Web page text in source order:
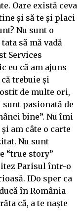
Oare există ceva
și să te și placi
Nu sunt o
să mă vadă
Services
eu că am ajuns
trebuie și
de multe ori,
pasionată de
bine”. Nu îmi
am câte o carte
Nu sunt
“true story”
Parisul într-o
IDo sper ca
în România
că, a te naște